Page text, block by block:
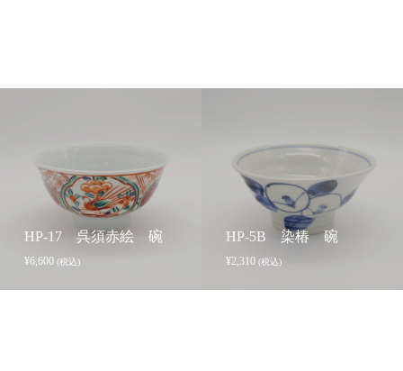
HP-17 呉須赤絵 碗
¥6,600 (税込)
HP-5B 染椿 碗
¥2,310 (税込)